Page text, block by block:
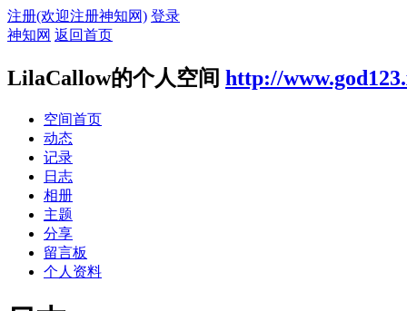
注册(欢迎注册神知网) 登录
神知网 返回首页
LilaCallow的个人空间 http://
空间首页
动态
记录
日志
相册
主题
分享
留言板
个人资料